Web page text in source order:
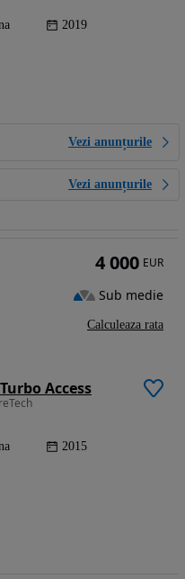
2019
Vezi anunțurile
Vezi anunțurile
Access
2015
4 000 EUR
Sub medie
Calculeaza rata